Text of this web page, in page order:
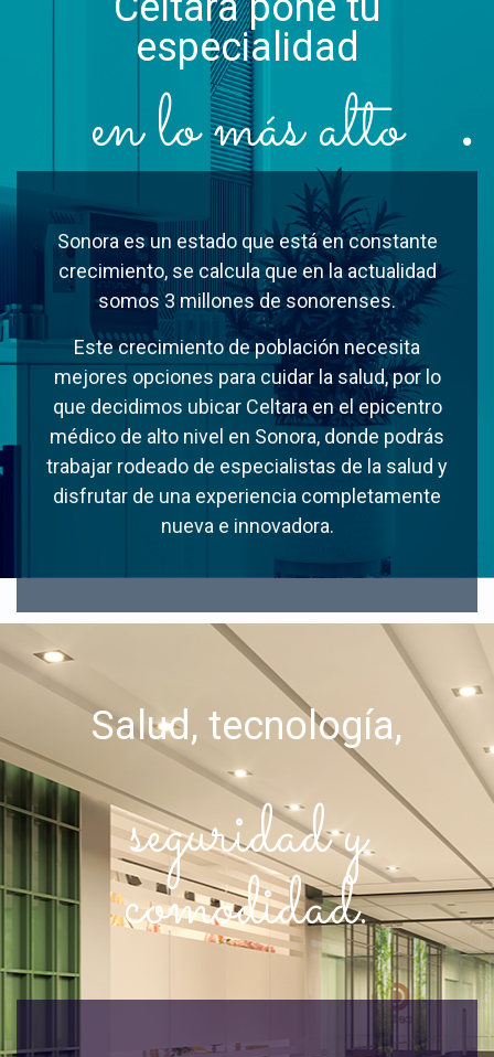
especialidad
en lo más alto
Sonora es un estado que está en constante
crecimiento, se calcula que en la actualidad
somos 3 millones de sonorenses.
Este crecimiento de población necesita
mejores opciones para cuidar la salud, por lo
que decidimos ubicar Celtara en el epicentro
médico de alto nivel en Sonora, donde podrás
trabajar rodeado de especialistas de la salud y
disfrutar de una experiencia completamente
nueva e innovadora.
Salud, tecnología,
seguridad y
comodidad.